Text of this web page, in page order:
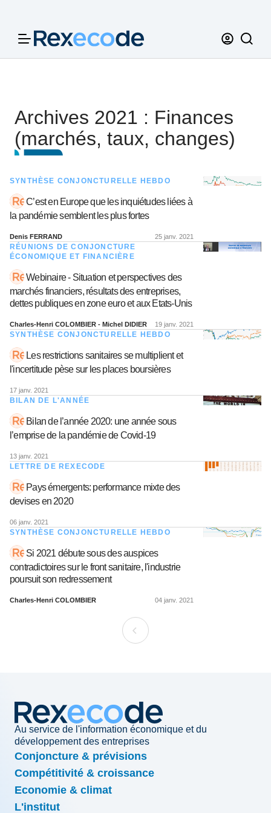
Archives 2021 : Finances
(marchés, taux, changes)
SYNTHÈSE CONJONCTURELLE HEBDO
C’est en Europe que les inquiétudes liées à
la pandémie semblent les plus fortes
Denis FERRAND 25 janv. 2021
RÉUNIONS DE CONJONCTURE
ÉCONOMIQUE ET FINANCIÈRE
Webinaire - Situation et perspectives des
marchés financiers, résultats des entreprises,
dettes publiques en zone euro et aux Etats-Unis
Charles-Henri COLOMBIER - Michel DIDIER 19 janv. 2021
SYNTHÈSE CONJONCTURELLE HEBDO
Les restrictions sanitaires se multiplient et
l'incertitude pèse sur les places boursières
17 janv. 2021
BILAN DE L'ANNÉE
Bilan de l’année 2020: une année sous
l’emprise de la pandémie de Covid-19
13 janv. 2021
LETTRE DE REXECODE
Pays émergents: performance mixte des
devises en 2020
06 janv. 2021
SYNTHÈSE CONJONCTURELLE HEBDO
Si 2021 débute sous des auspices
contradictoires sur le front sanitaire, l'industrie
poursuit son redressement
Charles-Henri COLOMBIER 04 janv. 2021
Au service de l'information économique et du
développement des entreprises
Conjoncture & prévisions
Compétitivité & croissance
Economie & climat
L'institut